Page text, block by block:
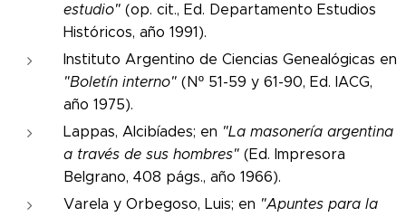
estudio" (op. cit., Ed. Departamento Estudios
Históricos, año 1991).
Instituto Argentino de Ciencias Genealógicas en
"Boletín interno" (Nº 51-59 y 61-90, Ed. IACG,
año 1975).
Lappas, Alcibíades; en "La masonería argentina
a través de sus hombres" (Ed. Impresora
Belgrano, 408 págs., año 1966).
Varela y Orbegoso, Luis; en "Apuntes para la